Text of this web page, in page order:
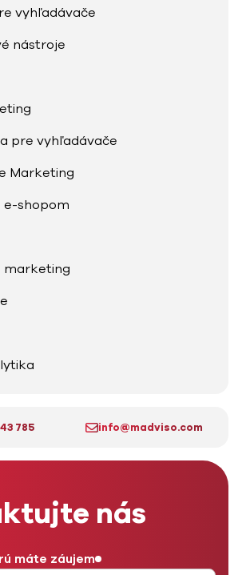
vyhľadávače
nástroje
pre vyhľadávače
Marketing
e-shopom
marketing
785 info@madviso.com
nás
máte záujem